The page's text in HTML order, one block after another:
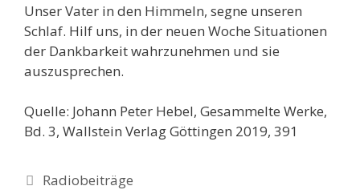
Unser Vater in den Himmeln, segne unseren
Schlaf. Hilf uns, in der neuen Woche Situationen
der Dankbarkeit wahrzunehmen und sie
auszusprechen.
Quelle: Johann Peter Hebel, Gesammelte Werke,
Bd. 3, Wallstein Verlag Göttingen 2019, 391
Kategorien
Radiobeiträge